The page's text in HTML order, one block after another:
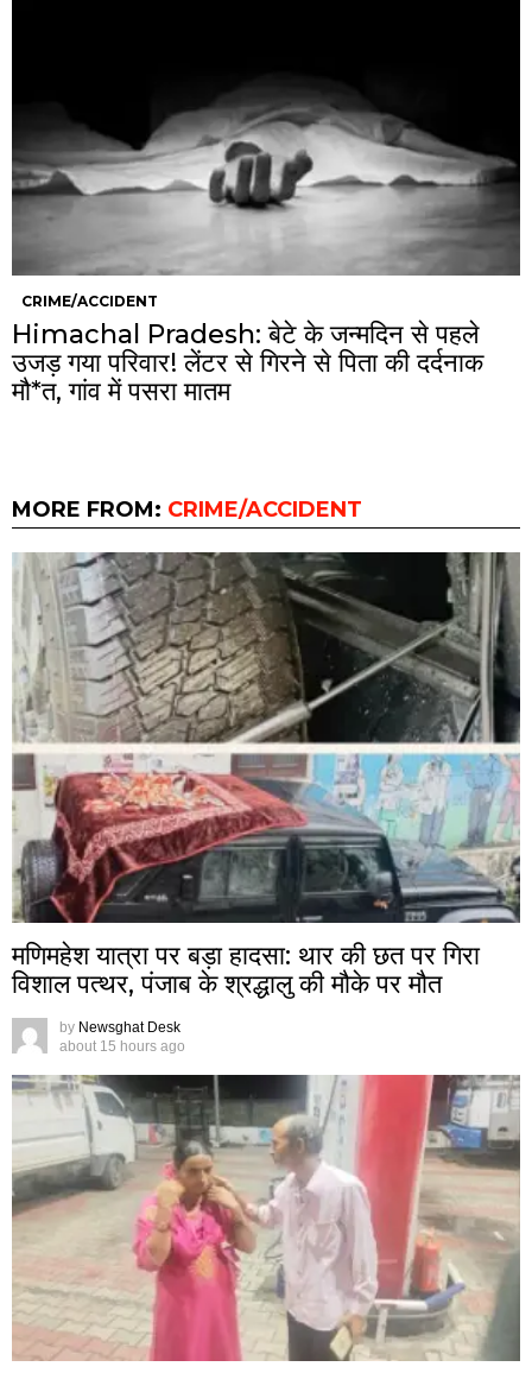
CRIME/ACCIDENT
Himachal Pradesh: बेटे के जन्मदिन से पहले
उजड़ गया परिवार! लेंटर से गिरने से पिता की दर्दनाक
मौ*त, गांव में पसरा मातम
MORE FROM: CRIME/ACCIDENT
मणिमहेश यात्रा पर बड़ा हादसा: थार की छत पर गिरा
विशाल पत्थर, पंजाब के श्रद्धालु की मौके पर मौत
by Newsghat Desk
about 15 hours ago